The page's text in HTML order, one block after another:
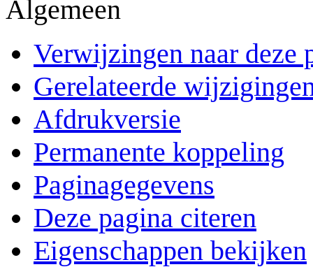
Algemeen
Verwijzingen naar deze
Gerelateerde
Afdrukversie
Permanente koppeling
Paginagegevens
Deze pagina citeren
Eigenschappen bekijken